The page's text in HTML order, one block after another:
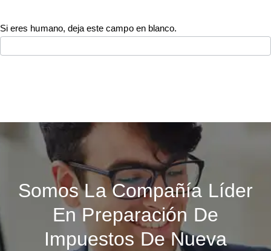
Si eres humano, deja este campo en blanco.
Somos La Compañía Líder
En Preparación De
Impuestos De Nueva